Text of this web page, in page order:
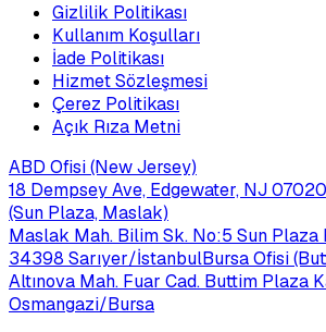
Gizlilik Politikası
Kullanım Koşulları
İade Politikası
Hizmet Sözleşmesi
Çerez Politikası
Açık Rıza Metni
ABD Ofisi (New Jersey)
18 Dempsey Ave, Edgewater, NJ
(Sun Plaza, Maslak)
Maslak Mah. Bilim Sk. No:5 Sun Plaza
34398 Sarıyer/İstanbulBursa Ofisi
Altınova Mah. Fuar Cad. Buttim Plaza
Osmangazi/Bursa